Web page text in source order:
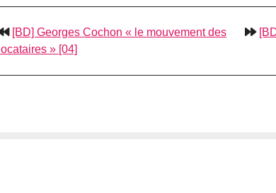
[BD] Georges Cochon « le mouvement des
locataires » [04]